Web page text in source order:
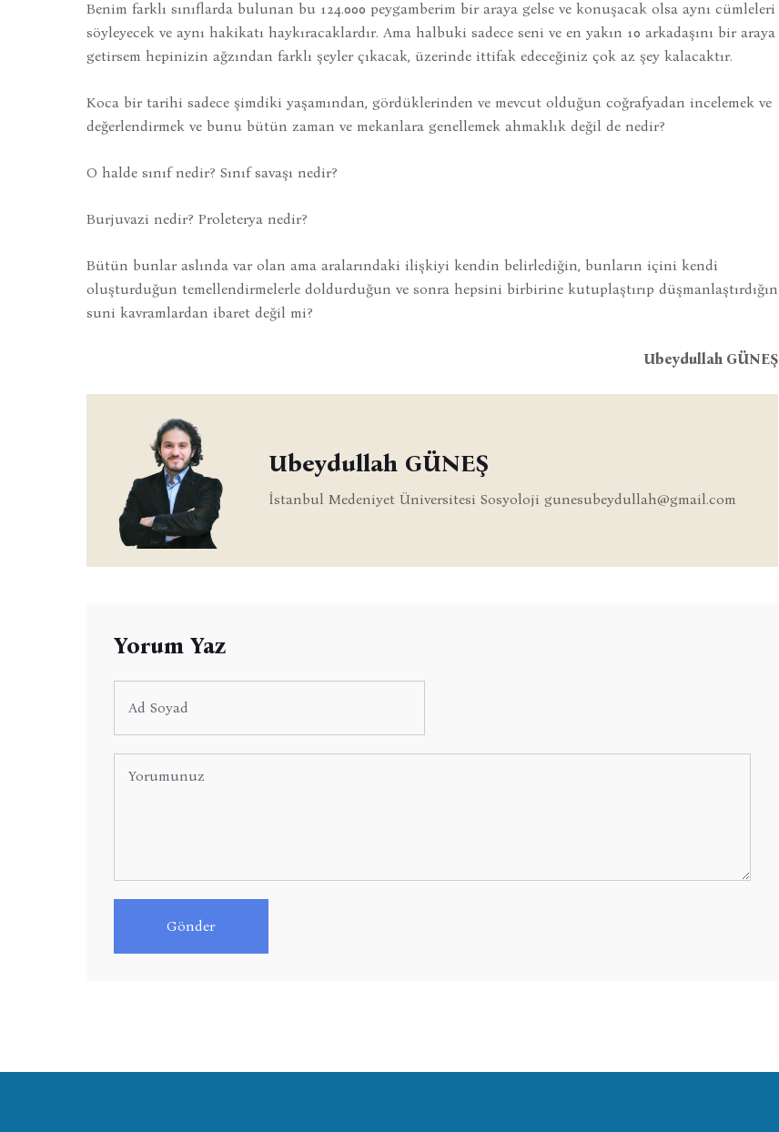
Benim farklı sınıflarda bulunan bu 124.000 peygamberim bir araya gelse ve konuşacak olsa aynı cümleleri
söyleyecek ve aynı hakikatı haykıracaklardır. Ama halbuki sadece seni ve en yakın 10 arkadaşını bir araya
getirsem hepinizin ağzından farklı şeyler çıkacak, üzerinde ittifak edeceğiniz çok az şey kalacaktır.
Koca bir tarihi sadece şimdiki yaşamından, gördüklerinden ve mevcut olduğun coğrafyadan incelemek ve
değerlendirmek ve bunu bütün zaman ve mekanlara genellemek ahmaklık değil de nedir?
O halde sınıf nedir? Sınıf savaşı nedir?
Burjuvazi nedir? Proleterya nedir?
Bütün bunlar aslında var olan ama aralarındaki ilişkiyi kendin belirlediğin, bunların içini kendi
oluşturduğun temellendirmelerle doldurduğun ve sonra hepsini birbirine kutuplaştırıp düşmanlaştırdığın
suni kavramlardan ibaret değil mi?
Ubeydullah GÜNEŞ
Ubeydullah GÜNEŞ
İstanbul Medeniyet Üniversitesi Sosyoloji gunesubeydullah@gmail.com
Yorum Yaz
Gönder